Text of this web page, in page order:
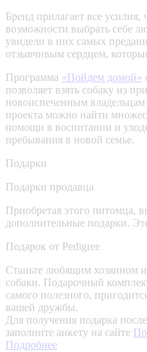
Бренд прилагает все
возможности выбрать себе
увидели в них самых
отзывчивым сердцем,
Программа «Пойдем домой»
позволяет взять собаку из
новоиспеченным владельцам
проекта можно найти
помощи в воспитании и
пребывания в новой семье.
Подарки
Подарки продавца
Приобретая этого питомца,
дополнительные подарки.
Подарок от Pedigree
Станьте любящим хозяином
собаки. Подарочный
самого полезного,
вашей дружбы.
Для получения подарка
заполните анкету на сайте
Подробнее